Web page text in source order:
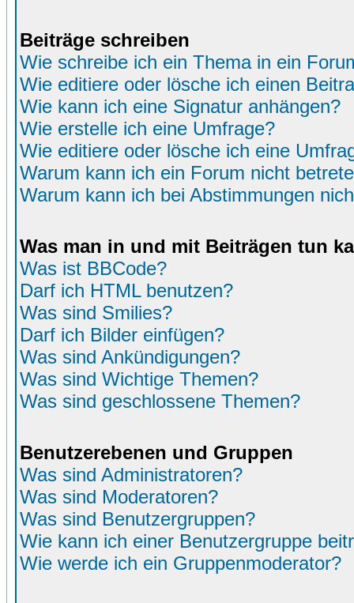
Beiträge schreiben
Wie schreibe ich ein Thema in ein
Wie editiere oder lösche ich einen
Wie kann ich eine Signatur anhängen?
Wie erstelle ich eine Umfrage?
Wie editiere oder lösche ich eine
Warum kann ich ein Forum nicht
Warum kann ich bei Abstimmungen
Was man in und mit Beiträgen tun
Was ist BBCode?
Darf ich HTML benutzen?
Was sind Smilies?
Darf ich Bilder einfügen?
Was sind Ankündigungen?
Was sind Wichtige Themen?
Was sind geschlossene Themen?
Benutzerebenen und Gruppen
Was sind Administratoren?
Was sind Moderatoren?
Was sind Benutzergruppen?
Wie kann ich einer Benutzergruppe
Wie werde ich ein Gruppenmoderator?